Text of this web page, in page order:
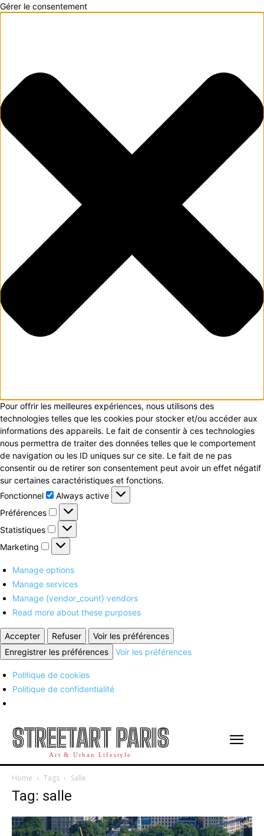
Gérer le consentement
Pour offrir les meilleures expériences, nous utilisons des
technologies telles que les cookies pour stocker et/ou accéder aux
informations des appareils. Le fait de consentir à ces technologies
nous permettra de traiter des données telles que le comportement
de navigation ou les ID uniques sur ce site. Le fait de ne pas
consentir ou de retirer son consentement peut avoir un effet négatif
sur certaines caractéristiques et fonctions.
Fonctionnel
Fonctionnel
Always active
Préférences
Préférences
Statistiques
Statistiques
Marketing
Marketing
Manage options
Manage services
Manage {vendor_count} vendors
Read more about these purposes
Accepter Refuser
Voir les préférences
Enregistrer les préférences
Voir les préférences
Politique de cookies
Politique de confidentialité
STREETART PARIS
Art & Urban Lifestyle
Home Tags Salle
Tag: salle